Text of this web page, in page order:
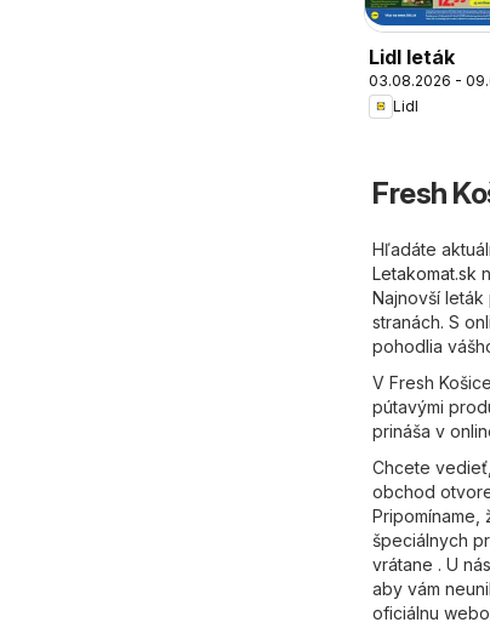
Lidl leták
03.08.2026 -
Lidl
Fresh
Hľadáte
Letakomat.sk
Najnovší
stranách. S
pohodlia
V Fresh
pútavými
prináša v
Chcete
obchod
špeciálnych
vrátane . U
aby vám
oficiálnu